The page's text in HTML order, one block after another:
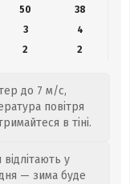
50 38
3
4
2 2
до 7 м/с,
повітря
в тіні.
у
— зима буде